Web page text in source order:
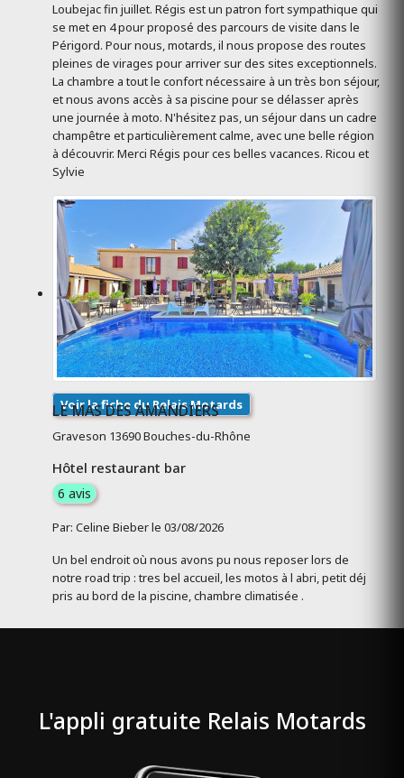
Loubejac fin juillet. Régis est un patron fort sympathique qui
se met en 4 pour proposé des parcours de visite dans le
Périgord. Pour nous, motards, il nous propose des routes
pleines de virages pour arriver sur des sites exceptionnels.
La chambre a tout le confort nécessaire à un très bon séjour,
et nous avons accès à sa piscine pour se délasser après
une journée à moto. N'hésitez pas, un séjour dans un cadre
champêtre et particulièrement calme, avec une belle région
à découvrir. Merci Régis pour ces belles vacances. Ricou et
Sylvie
Voir la fiche du Relais Motards
LE MAS DES AMANDIERS
Graveson 13690 Bouches-du-Rhône
Hôtel restaurant bar
6 avis
Par: Celine Bieber le 03/08/2026
Un bel endroit où nous avons pu nous reposer lors de
notre road trip : tres bel accueil, les motos à l abri, petit déj
pris au bord de la piscine, chambre climatisée .
L'appli gratuite Relais Motards